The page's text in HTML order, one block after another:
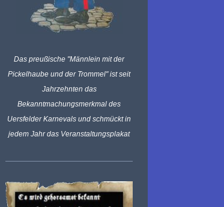
Das preußische "Männlein mit der
Pickelhaube und der Trommel" ist seit
Jahrzehnten das
Bekanntmachungsmerkmal des
Uersfelder Karnevals und schmückt in
jedem Jahr das Veranstaltungsplakat